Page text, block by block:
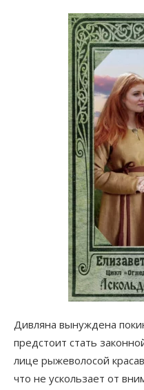
Дивляна вынуждена
предстоит стать
лице рыжеволосой
что не ускользает от